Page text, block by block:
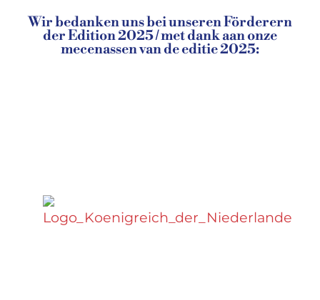
Wir bedanken uns bei unseren Förderern
der Edition 2025 / met dank aan onze
mecenassen van de editie 2025: